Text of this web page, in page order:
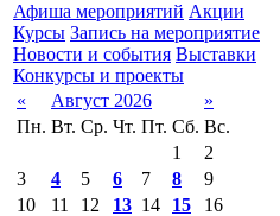
Афиша мероприятий Акции
Курсы Запись на мероприятие
Новости и события Выставки
Конкурсы и проекты
«
Август 2026
»
Пн. Вт. Ср. Чт. Пт. Сб. Вс.
1
2
3
4 5 6 7 8
9
10
11 12 13 14 15
16